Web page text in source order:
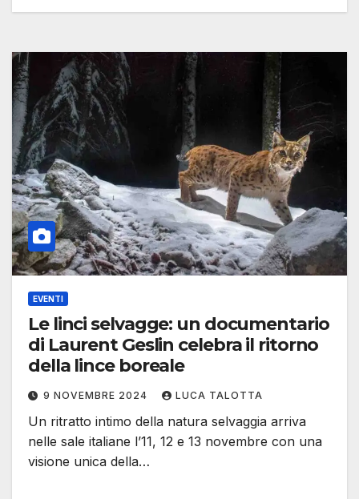
EVENTI
Le linci selvagge: un documentario
di Laurent Geslin celebra il ritorno
della lince boreale
9 NOVEMBRE 2024 LUCA TALOTTA
Un ritratto intimo della natura selvaggia arriva
nelle sale italiane l’11, 12 e 13 novembre con una
visione unica della…